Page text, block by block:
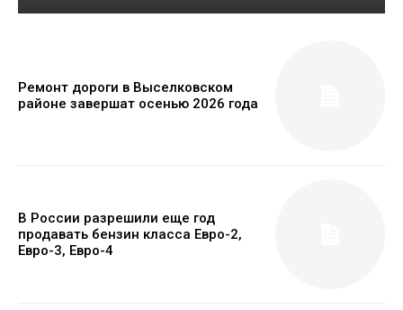
Ремонт дороги в Выселковском
районе завершат осенью 2026 года
В России разрешили еще год
продавать бензин класса Евро-2,
Евро-3, Евро-4